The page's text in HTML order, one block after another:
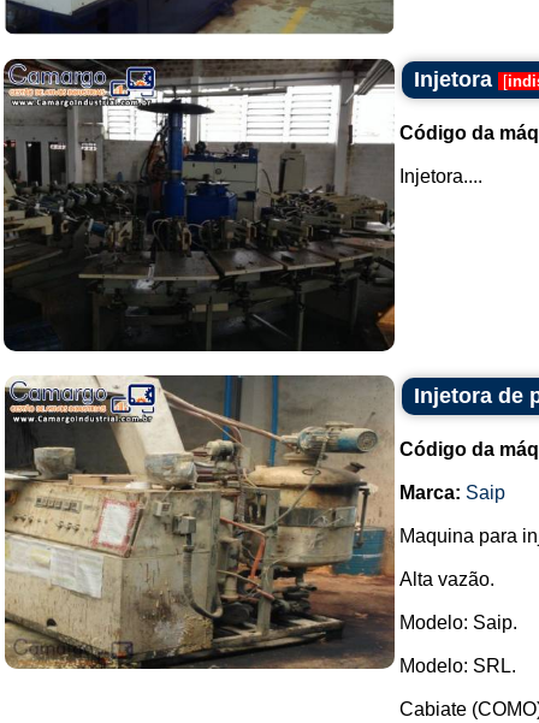
Injetora [
Código da
Injetora....
Injetora de
Código da
Marca: Saip
Maquina para
Alta vazão.
Modelo: Saip.
Modelo: SRL.
Cabiate